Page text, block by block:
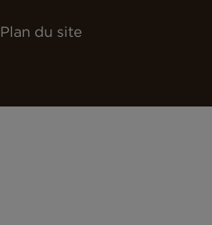
Plan du site